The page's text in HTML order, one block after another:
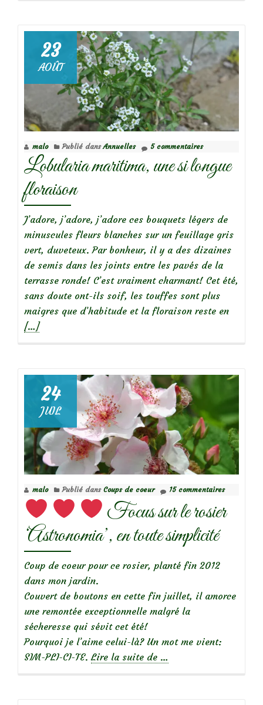
Focus
rosier
‘Little
Pet’
23
AOÛT
malo Publié dansAnnuelles 5 commentaires
Lobularia maritima, une si longue
floraison
J’adore, j’adore, j’adore ces bouquets légers de
minuscules fleurs blanches sur un feuillage gris
vert, duveteux. Par bonheur, il y a des dizaines
de semis dans les joints entre les pavés de la
terrasse ronde! C’est vraiment charmant! Cet été,
sans doute ont-ils soif, les touffes sont plus
maigres que d’habitude et la floraison reste enEn
si
longue
[…]
24
JUIL
malo Publié dans Coups de coeur 15 commentaires
Focus sur le rosier
‘Astronomia’, en toute simplicité
Coup de coeur pour ce rosier, planté fin 2012
dans mon jardin.
Couvert de boutons en cette fin juillet, il amorce
une remontée exceptionnelle malgré la
sécheresse qui sévit cet été!
Pourquoi je l’aime celui-là? Un mot me vient:
SIM-PLI-CI-TE. Lire la suite de …